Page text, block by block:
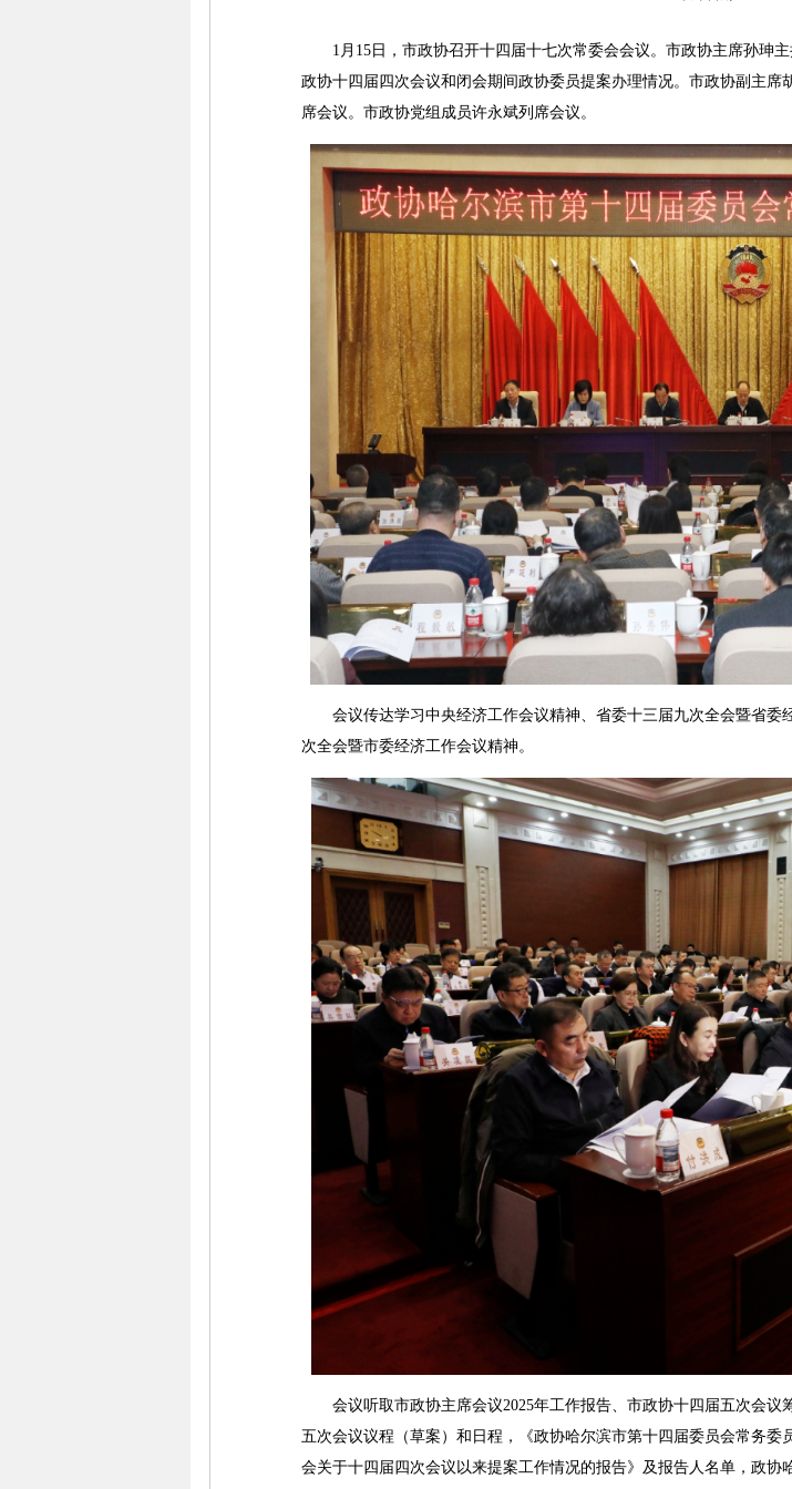
1月15日，市政协召开十四届十七次常委会会议。市政协主席孙珅
政协十四届四次会议和闭会期间政协委员提案办理情况。市政协副主
席会议。市政协党组成员许永斌列席会议。
会议传达学习中央经济工作会议精神、省委十三届九次全会暨省委
次全会暨市委经济工作会议精神。
会议听取市政协主席会议2025年工作报告、市政协十四届五次会议
五次会议议程（草案）和日程，《政协哈尔滨市第十四届委员会常务
会关于十四届四次会议以来提案工作情况的报告》及报告人名单，政